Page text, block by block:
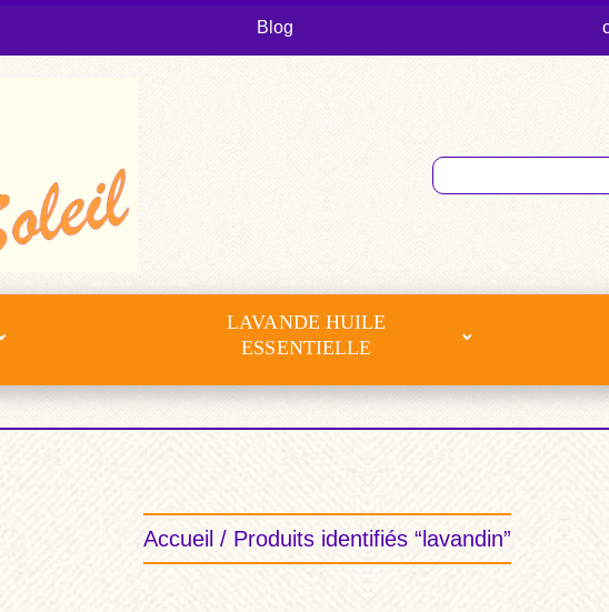
Blog
LAVANDE HUILE
ESSENTIELLE
Accueil / Produits identifiés “lavandin”